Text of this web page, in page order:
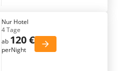
Nur Hotel
4 Tage
ab 120 €
perNight